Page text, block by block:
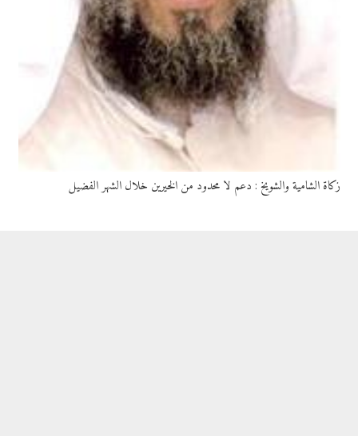
زكاة الشامية والشويخ : دعم لا محدود من الخيرين خلال الشهر الفضيل